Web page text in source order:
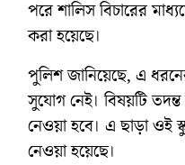
পরে শালিস বিচারের
করা হয়েছে।
পুলিশ জানিয়েছে, এ
সুযোগ নেই। বিষয়টি তদন্ত
নেওয়া হবে। এ ছাড়া ওই
নেওয়া হয়েছে।